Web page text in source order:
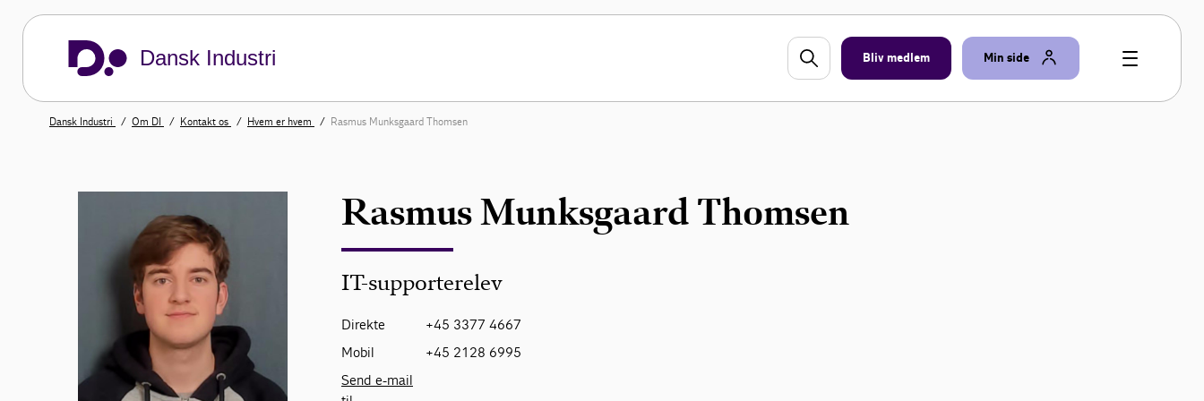
Dansk Industri Bliv medlem Min side
Dansk Industri Om DI Kontakt os Hvem er hvem Rasmus Munksgaard Thomsen
Rasmus Munksgaard Thomsen
IT-supporterelev
Direkte
+45 3377 4667
Mobil
+45 2128 6995
Send e-mail